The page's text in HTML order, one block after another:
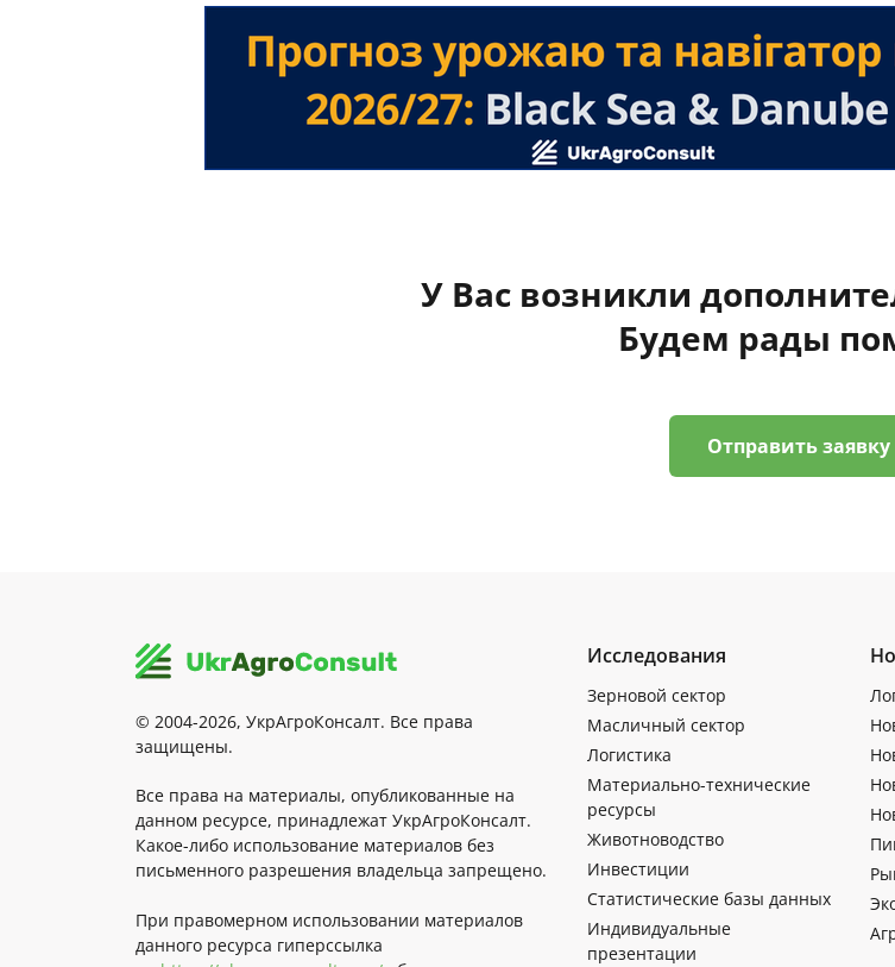
У Вас возникли
Будем рады
Отправить заявку
© 2004-2026, УкрАгроКонсалт. Все права
защищены.
Все права на материалы, опубликованные на
данном ресурсе, принадлежат УкрАгроКонсалт.
Какое-либо использование материалов без
письменного разрешения владельца запрещено.
При правомерном использовании материалов
данного ресурса гиперссылка
Исследования
Зерновой сектор
Масличный сектор
Логистика
Материально-технические
ресурсы
Животноводство
Инвестиции
Статистические базы данных
Индивидуальные
презентации